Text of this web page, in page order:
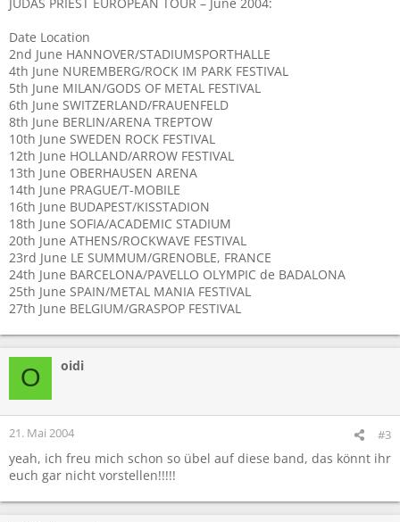
Date Location
2nd June HANNOVER/STADIUMSPORTHALLE
4th June NUREMBERG/ROCK IM PARK FESTIVAL
5th June MILAN/GODS OF METAL FESTIVAL
6th June SWITZERLAND/FRAUENFELD
8th June BERLIN/ARENA TREPTOW
10th June SWEDEN ROCK FESTIVAL
12th June HOLLAND/ARROW FESTIVAL
13th June OBERHAUSEN ARENA
14th June PRAGUE/T-MOBILE
16th June BUDAPEST/KISSTADION
18th June SOFIA/ACADEMIC STADIUM
20th June ATHENS/ROCKWAVE FESTIVAL
23rd June LE SUMMUM/GRENOBLE, FRANCE
24th June BARCELONA/PAVELLO OLYMPIC de BADALONA
25th June SPAIN/METAL MANIA FESTIVAL
27th June BELGIUM/GRASPOP FESTIVAL
O oidi
21. Mai 2004 #3
yeah, ich freu mich schon so übel auf diese band, das könnt ihr
euch gar nicht vorstellen!!!!!